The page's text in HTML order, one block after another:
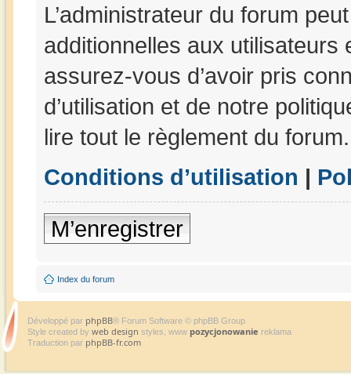
L’administrateur du forum
additionnelles aux utilisateurs
assurez-vous d’avoir pris
d’utilisation et de notre
lire tout le règlement du forum.
Conditions d’utilisation |
M’enregistrer
Index du forum
Développé par phpBB® Forum Software © phpBB Group
Style created by web design styles, www pozycjonowanie reklama
Traduction par phpBB-fr.com